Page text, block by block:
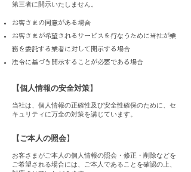
第三者に開示いたしません。
お客さまの同意がある場合
お客さまが希望されるサービスを行なうために当社が業
務を委託する業者に対して開示する場合
法令に基づき開示することが必要である場合
【個人情報の安全対策】
当社は、個人情報の正確性及び安全性確保のために、セ
キュリティに万全の対策を講じています。
【ご本人の照会】
お客さまがご本人の個人情報の照会・修正・削除などを
ご希望される場合には、ご本人であることを確認の上、